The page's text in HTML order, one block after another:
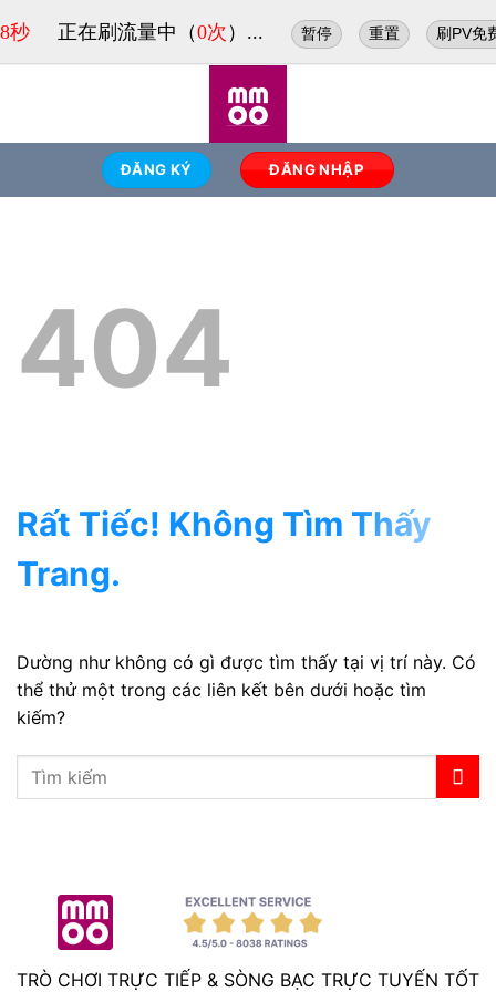
8秒 正在刷流量中（0次 ）... 暂停 重置 刷PV免